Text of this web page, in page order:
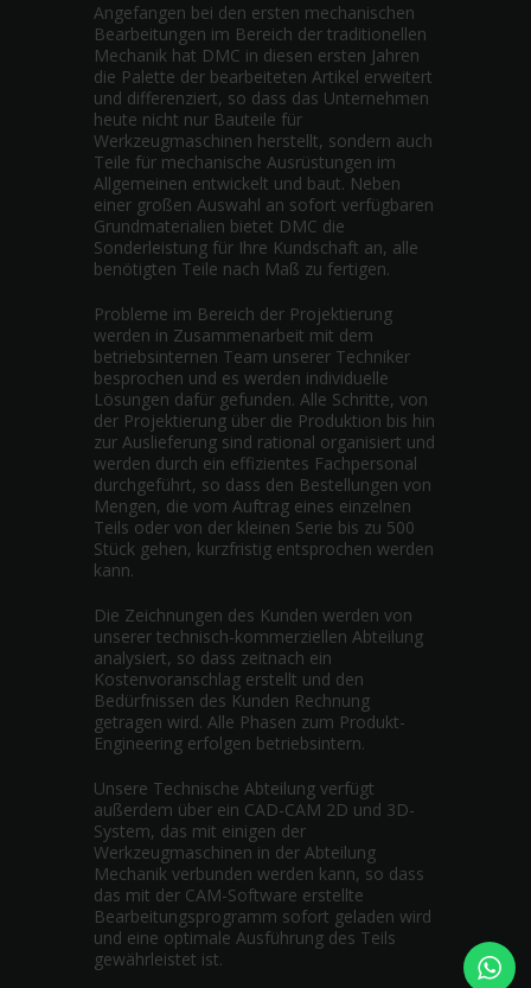
Angefangen bei den ersten mechanischen
Bearbeitungen im Bereich der traditionellen
Mechanik hat DMC in diesen ersten Jahren
die Palette der bearbeiteten Artikel erweitert
und differenziert, so dass das Unternehmen
heute nicht nur Bauteile für
Werkzeugmaschinen herstellt, sondern auch
Teile für mechanische Ausrüstungen im
Allgemeinen entwickelt und baut. Neben
einer großen Auswahl an sofort verfügbaren
Grundmaterialien bietet DMC die
Sonderleistung für Ihre Kundschaft an, alle
benötigten Teile nach Maß zu fertigen.
Probleme im Bereich der Projektierung
werden in Zusammenarbeit mit dem
betriebsinternen Team unserer Techniker
besprochen und es werden individuelle
Lösungen dafür gefunden. Alle Schritte, von
der Projektierung über die Produktion bis hin
zur Auslieferung sind rational organisiert und
werden durch ein effizientes Fachpersonal
durchgeführt, so dass den Bestellungen von
Mengen, die vom Auftrag eines einzelnen
Teils oder von der kleinen Serie bis zu 500
Stück gehen, kurzfristig entsprochen werden
kann.
Die Zeichnungen des Kunden werden von
unserer technisch-kommerziellen Abteilung
analysiert, so dass zeitnach ein
Kostenvoranschlag erstellt und den
Bedürfnissen des Kunden Rechnung
getragen wird. Alle Phasen zum Produkt-
Engineering erfolgen betriebsintern.
Unsere Technische Abteilung verfügt
außerdem über ein CAD-CAM 2D und 3D-
System, das mit einigen der
Werkzeugmaschinen in der Abteilung
Mechanik verbunden werden kann, so dass
das mit der CAM-Software erstellte
Bearbeitungsprogramm sofort geladen wird
und eine optimale Ausführung des Teils
gewährleistet ist.